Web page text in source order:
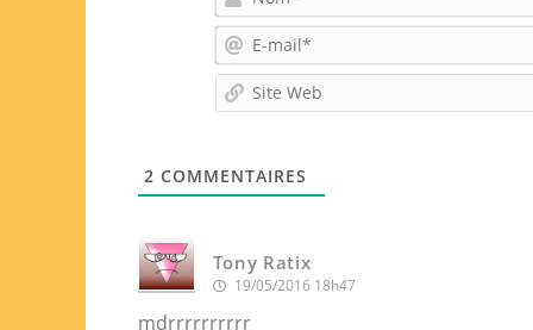
2 COMMENTAIRES
Tony Ratix
19/05/2016 18h47
mdrrrrrrrrrr